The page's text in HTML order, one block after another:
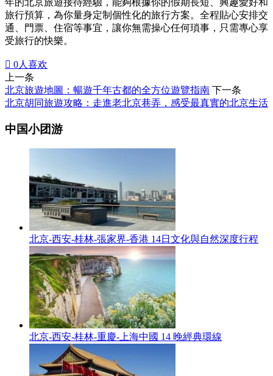
旅行預算，為你量身定制個性化的旅行方案。全程貼心安排交
通、門票、住宿等事宜，讓你無需操心任何瑣事，只需專心享
受旅行的快樂。
 0人喜欢
上一条
北京旅遊地圖：暢遊千年古都的全方位遊覽指南 下一条
北京胡同旅遊攻略：走進老北京巷弄，感受最真實的北京生活
中国小团游
北京-西安-桂林-張家界-香港 14日文化與自然深度行程
北京-西安-桂林-重慶-上海中國 14 晚經典環線